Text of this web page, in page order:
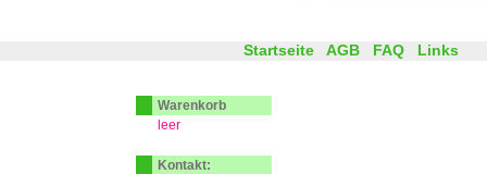
Startseite AGB FAQ Links
Warenkorb
leer
Kontakt: